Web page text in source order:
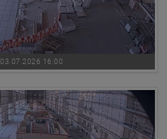
03.07.2026 16:00